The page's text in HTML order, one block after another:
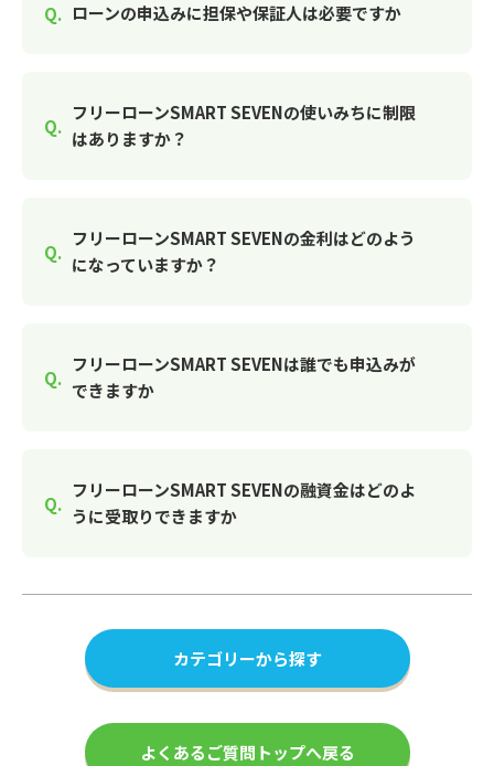
ローンの申込みに担保や保証人は必要ですか
フリーローンSMART SEVENの使いみちに制限
はありますか？
フリーローンSMART SEVENの金利はどのよう
になっていますか？
フリーローンSMART SEVENは誰でも申込みが
できますか
フリーローンSMART SEVENの融資金はどのよ
うに受取りできますか
カテゴリーから探す
よくあるご質問トップへ戻る